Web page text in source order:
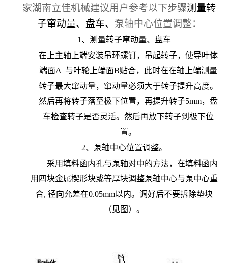
家湖南立佳机械建议用户参考以下步骤测量转
子窜动量、盘车、 泵轴中心位置调整：
1、测量转子窜动量、盘车
在上主轴上端安装吊环螺钉，吊起转子，使导叶体
端面A 与叶轮上端面B贴合，此时在在轴上端测量
转子最大窜动量，窜动量必须大于转子提升高度。
然后再将转子落至极下位置，再提升转子5mm，盘
车检查转子是否灵活。然后再放下转子到极下位
置。
2、泵轴中心位置调整。
采用填料函内孔与泵轴对中的方法，在填料函内
用四块金属楔形块或等厚块调整泵轴中心与泵中心重
合, 径向允差在0.05mm以内。调好后不要拆除垫块
（见图）。